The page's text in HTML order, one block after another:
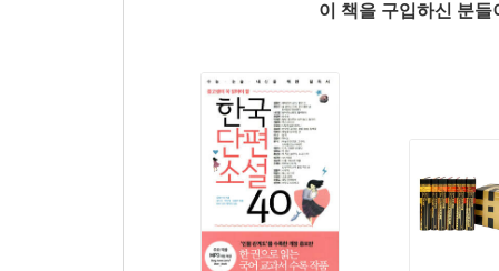
이 책을 구입하신 분